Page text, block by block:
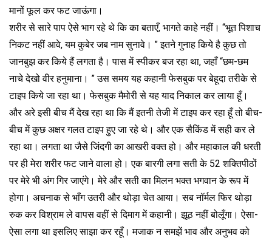
मानों फूल कर फट जाऊंगा।
शरीर से सारे पाप ऐसे भाग रहे थे कि का बताएँ, भागते काहे नहीं। “भूत पिशाच
निकट नहीं आवे, यम कुबेर जब नाम सुनावे। ” इतने गुनाह किये है कुछ तो
जानबुझ कर किये हैं लगता है। पास में स्पीकर बज रहा था, जहाँ “छम-छम
नाचे देखो वीर हनुमाना। ” उस समय यह कहानी फेसबुक पर बेहूदा तरीके से
टाइप किये जा रहा था। फेसबुक मैमोरी से यह याद निकाल कर लाया हूँ।
और अरे इसी बीच मैं देख रहा था कि मैं इतनी तेजी में टाइप कर रहा हूँ तो बीच-
बीच में कुछ अक्षर गलत टाइप हुए जा रहे थे। और एक सैकिंड में सही कर ले
रहा था। लगता था जैसे जिंदगी का आखरी वक्त हो। और महाकाल की धरती
पर ही मेरा शरीर फट जाने वाला हो। एक बारगी लगा सती के 52 शक्तिपीठों
पर मेरे भी अंग गिर जाएंगे। मेरे और सती का मिलन भक्त भगवान के रूप में
होगा। अचनाक से भाँग उतरी और थोड़ा चेत आया। सब नॉर्मल फिर थोड़ा
रुक कर विश्राम ले वापस वहीं से दिमाग में कहानी। झूठ नहीं बोलूँगा। ऐसा-
ऐसा लगा था इसलिए साझा कर रहूँ। मजाक न समझें भाव और अनुभव को